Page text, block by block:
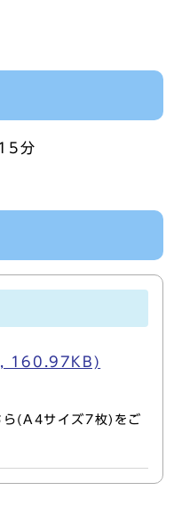
分
, 160.97KB)
ら(A4サイズ7枚)をご